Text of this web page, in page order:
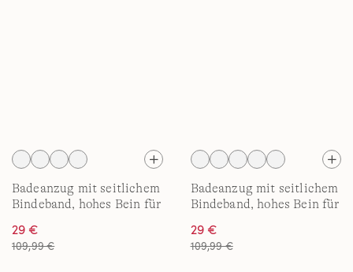
Badeanzug mit seitlichem
Bindeband, hohes Bein für
29 €
109,99 €
Badeanzug mit seitlichem
Bindeband, hohes Bein für
29 €
109,99 €